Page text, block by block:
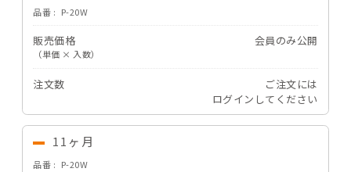
品番 P-20W
販売価格
（単価 × 入数）
会員のみ公開
注文数
ご注文には
ログイン してください
11ヶ月
品番 P-20W